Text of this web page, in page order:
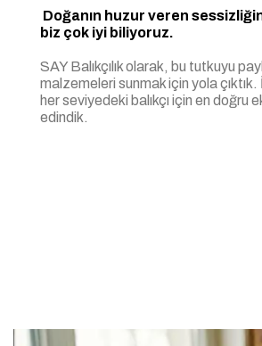
Doğanın huzur veren
biz çok iyi biliyoruz.
SAY Balıkçılık olarak, bu tutkuyu
malzemeleri sunmak için yola
her seviyedeki balıkçı için en doğru
edindik.